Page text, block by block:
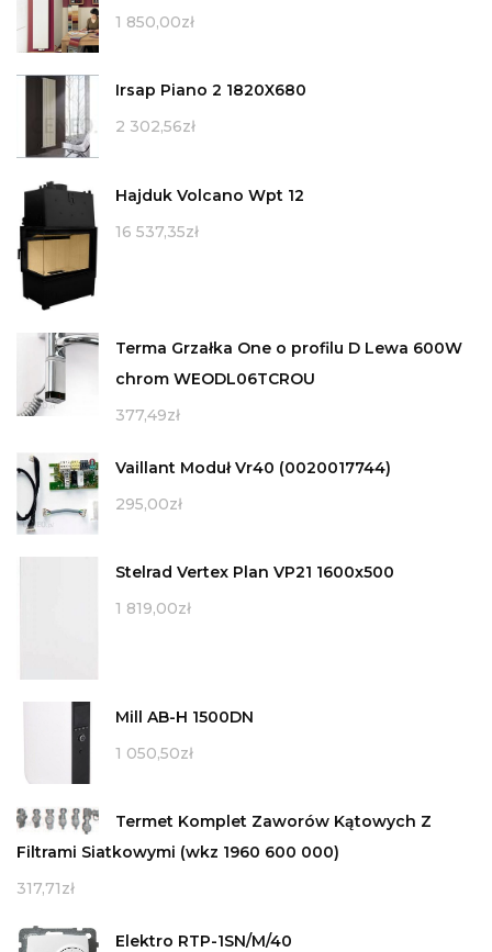
1 850,00zł
Irsap Piano 2 1820X680
2 302,56zł
Hajduk Volcano Wpt 12
16 537,35zł
Terma Grzałka One o profilu D Lewa 600W
chrom WEODL06TCROU
377,49zł
Vaillant Moduł Vr40 (0020017744)
295,00zł
Stelrad Vertex Plan VP21 1600x500
1 819,00zł
Mill AB-H 1500DN
1 050,50zł
Termet Komplet Zaworów Kątowych Z
Filtrami Siatkowymi (wkz 1960 600 000)
317,71zł
Elektro RTP-1SN/M/40